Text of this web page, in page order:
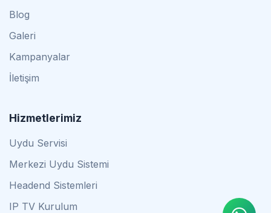
Blog
Galeri
Kampanyalar
İletişim
Hizmetlerimiz
Uydu Servisi
Merkezi Uydu Sistemi
Headend Sistemleri
IP TV Kurulum